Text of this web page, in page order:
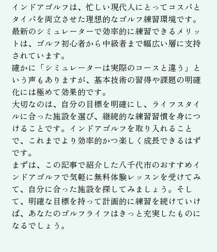
インドアゴルフは、忙しい現代人にとってコスパと
タイパを両立させた理想的なゴルフ練習環境です。
最新のシミュレーターで効率的に練習できるメリッ
トは、ゴルフ初心者から中級者まで幅広い層に支持
されています。
確かに「シミュレーターは実際のコースと違う」と
いう声もありますが、基本技術の習得や課題の明確
化には極めて効果的です。
大切なのは、自分の目標を明確にし、ライフスタイ
ルに合った施設を選び、継続的な練習習慣を身につ
けることです。インドアゴルフを取り入れること
で、これまでより効率的かつ楽しく成長できるはず
です。
まずは、この記事で紹介した八千代市のおすすめイ
ンドアゴルフで気軽に無料体験レッスンを受けてみ
て、自分に合った施設を探してみましょう。そし
て、明確な目標を持って計画的に練習を続けていけ
ば、あなたのゴルフライフはきっと充実したものに
なるでしょう。